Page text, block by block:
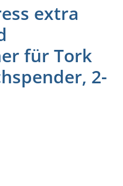
extra
für Tork
2-